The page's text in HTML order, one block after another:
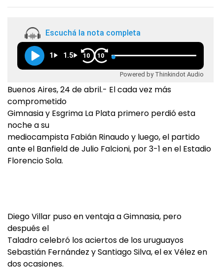
Escuchá la nota completa
1 1.5 10 10
Powered by Thinkindot Audio
Buenos Aires, 24 de abril.- El cada vez más
comprometido
Gimnasia y Esgrima La Plata primero perdió esta
noche a su
mediocampista Fabián Rinaudo y luego, el partido
ante el Banfield de Julio Falcioni, por 3-1 en el Estadio
Florencio Sola.
Diego Villar puso en ventaja a Gimnasia, pero
después el
Taladro celebró los aciertos de los uruguayos
Sebastián Fernández y Santiago Silva, el ex Vélez en
dos ocasiones.